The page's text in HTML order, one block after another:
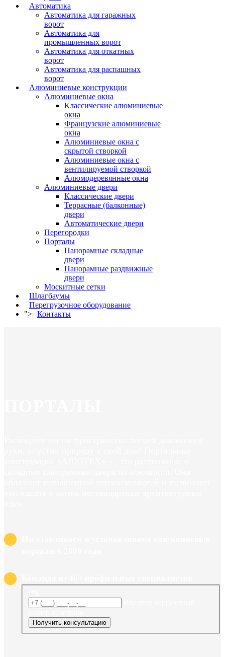
Автоматика
Автоматика для гаражных
ворот
Автоматика для
промышленных ворот
Автоматика для откатных
ворот
Автоматика для распашных
ворот
Алюминиевые конструкции
Алюминиевые окна
Классические алюминиевые
окна
Французские алюминиевые
окна
Алюминиевые окна с
скрытой створкой
Алюминиевые окна с
вентилируемой створкой
Алюмодеревянные окна
Алюминиевые двери
Классические двери
Террасные (балконные)
двери
Автоматические двери
Перегородки
Порталы
Панорамные складные
двери
Панорамные раздвижные
двери
Москитные сетки
Шлагбаумы
Перегрузочное оборудование
"> Контакты
Получить консультацию